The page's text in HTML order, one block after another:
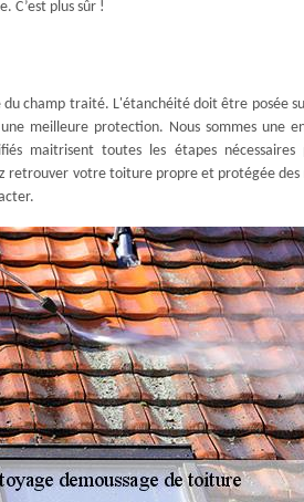
C’est plus sûr !
du champ traité. L'étanchéité doit être posée
meilleure protection. Nous sommes une
maitrisent toutes les étapes nécessaires
retrouver votre toiture propre et protégée des